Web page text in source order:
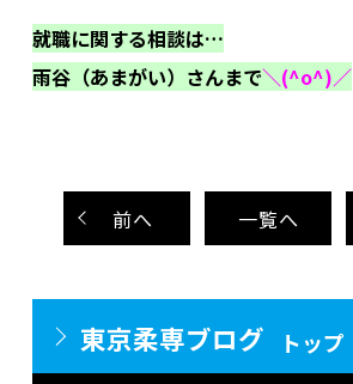
就職に関する相談は…
雨谷（あまがい）さんまで＼(^o^)／
前へ 一覧へ
東京柔専ブログ
トップ